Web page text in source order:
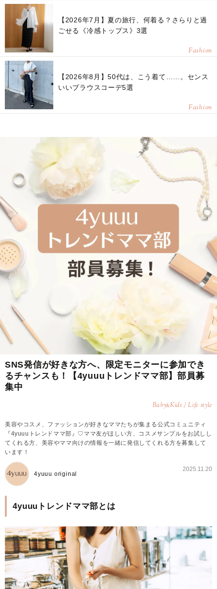
【2026年7月】夏の旅行、何着る？さらりと過
ごせる《冷感トップス》3選
Fashion
【2026年8月】50代は、こう着て……。センス
いいブラウスコーデ5選
Fashion
SNS発信が好きな方へ、限定モニターに参加でき
るチャンスも！【4yuuuトレンドママ部】部員募
集中
Baby&Kids / Life style
美容やコスメ、ファッションが好きなママたちが集まる公式コミュニティ
『4yuuuトレンドママ部』♡ママ友がほしい方、コスメサンプルをお試しし
てくれる方、美容やママ向けの情報を一緒に発信してくれる方を募集して
います！
4yuuu original
2025.11.20
4yuuuトレンドママ部とは